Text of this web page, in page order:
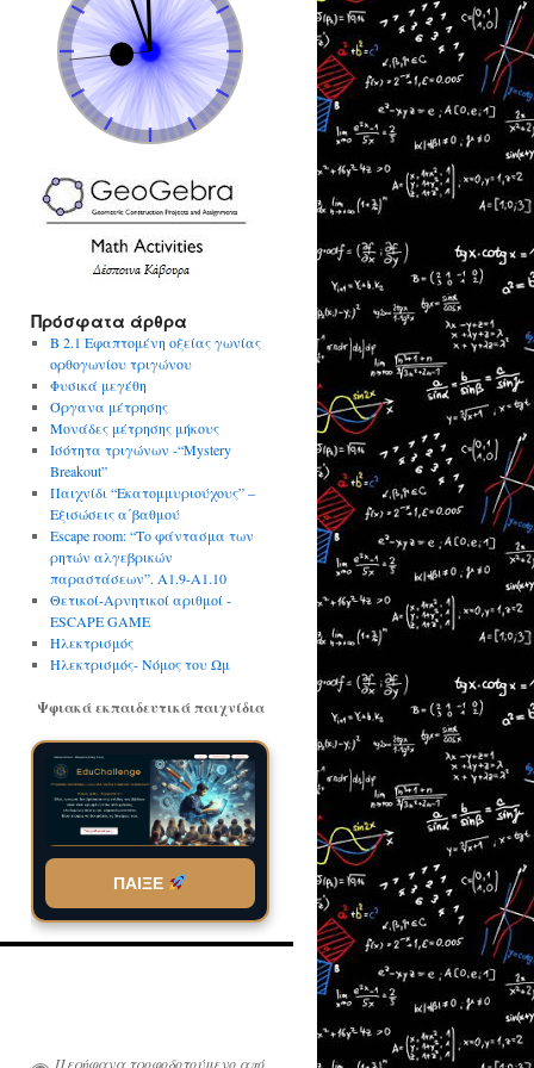
Πρόσφατα άρθρα
Β 2.1 Εφαπτομένη οξείας γωνίας
ορθογωνίου τριγώνου
Φυσικά μεγέθη
Όργανα μέτρησης
Μονάδες μέτρησης μήκους
Ισότητα τριγώνων -“Mystery
Breakout”
Παιχνίδι “Εκατομμυριούχους” –
Εξισώσεις α΄βαθμού
Escape room: “Το φάντασμα των
ρητών αλγεβρικών
παραστάσεων”. A1.9-Α1.10
Θετικοί-Αρνητικοί αριθμοί -
ESCAPE GAME
Ηλεκτρισμός
Ηλεκτρισμός- Νόμος του Ωμ
Ψφιακά εκπαιδευτικά παιχνίδια
ΠΑΙΞΕ
Περήφανα τροφοδοτούμενο από